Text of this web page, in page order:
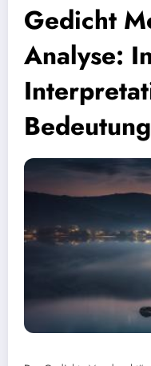
Gedicht
Analyse: